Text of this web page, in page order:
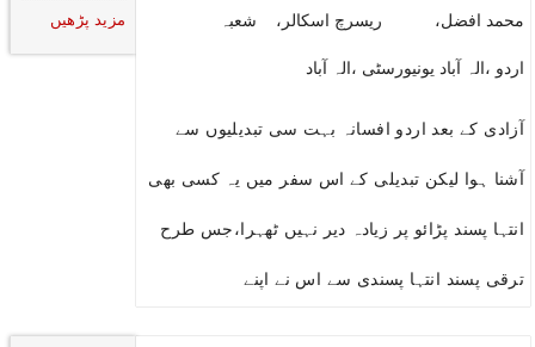
اردو ،الہ آباد یونیورسٹی ،الہ آباد
آزادی کے بعد اردو افسانہ بہت سی تبدیلیوں سے
آشنا ہوا لیکن تبدیلی کے اس سفر میں یہ کسی بھی
انتہا پسند پڑائو پر زیادہ دیر نہیں ٹھہرا،جس طرح
ترقی پسند انتہا پسندی سے اس نے اپنے
مزید پڑھیں